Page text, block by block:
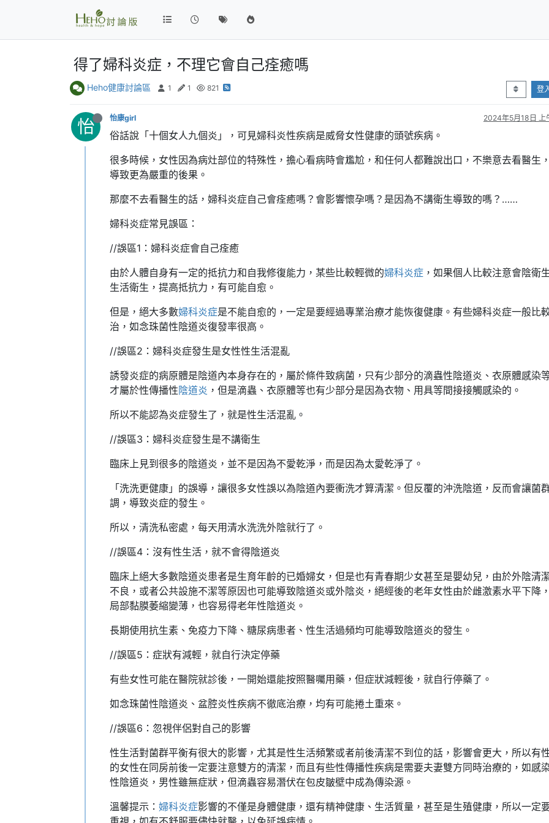
得了婦科炎症，不理它會自己痊癒嗎
Heho健康討論區 1 1 821 登
怡 怡康girl 2024年5月18日 上
俗話說「十個女人九個炎」，可見婦科炎性疾病是威脅女性健康的頭號疾病。
很多時候，女性因為病灶部位的特殊性，擔心看病時會尷尬，和任何人都難說出口，不樂意去看醫生
導致更為嚴重的後果。
那麼不去看醫生的話，婦科炎症自己會痊癒嗎？會影響懷孕嗎？是因為不講衛生導致的嗎？……
婦科炎症常見誤區：
//誤區1：婦科炎症會自己痊癒
由於人體自身有一定的抵抗力和自我修復能力，某些比較輕微的婦科炎症 ，如果個人比較注意會陰衛
生活衛生，提高抵抗力，有可能自愈。
但是，絕大多數婦科炎症是不能自愈的，一定是要經過專業治療才能恢復健康。有些婦科炎症一般比
治，如念珠菌性陰道炎復發率很高。
//誤區2：婦科炎症發生是女性性生活混亂
誘發炎症的病原體是陰道內本身存在的，屬於條件致病菌，只有少部分的滴蟲性陰道炎、衣原體感染
才屬於性傳播性陰道炎 ，但是滴蟲、衣原體等也有少部分是因為衣物、用具等間接接觸感染的。
所以不能認為炎症發生了，就是性生活混亂。
//誤區3：婦科炎症發生是不講衛生
臨床上見到很多的陰道炎，並不是因為不愛乾淨，而是因為太愛乾淨了。
「洗洗更健康」的誤導，讓很多女性誤以為陰道內要衝洗才算清潔。但反覆的沖洗陰道，反而會讓菌
調，導致炎症的發生。
所以，清洗私密處，每天用清水洗洗外陰就行了。
//誤區4：沒有性生活，就不會得陰道炎
臨床上絕大多數陰道炎患者是生育年齡的已婚婦女，但是也有青春期少女甚至是嬰幼兒，由於外陰清
不良，或者公共設施不潔等原因也可能導致陰道炎或外陰炎，絕經後的老年女性由於雌激素水平下降
局部黏膜萎縮變薄，也容易得老年性陰道炎。
長期使用抗生素、免疫力下降、糖尿病患者、性生活過頻均可能導致陰道炎的發生。
//誤區5：症狀有減輕，就自行決定停藥
有些女性可能在醫院就診後，一開始還能按照醫囑用藥，但症狀減輕後，就自行停藥了。
如念珠菌性陰道炎、盆腔炎性疾病不徹底治療，均有可能捲土重來。
//誤區6：忽視伴侶對自己的影響
性生活對菌群平衡有很大的影響，尤其是性生活頻繁或者前後清潔不到位的話，影響會更大，所以有
的女性在同房前後一定要注意雙方的清潔，而且有些性傳播性疾病是需要夫妻雙方同時治療的，如感
性陰道炎，男性雖無症狀，但滴蟲容易潛伏在包皮皺壁中成為傳染源。
溫馨提示： 婦科炎症影響的不僅是身體健康，還有精神健康、生活質量，甚至是生殖健康，所以一定